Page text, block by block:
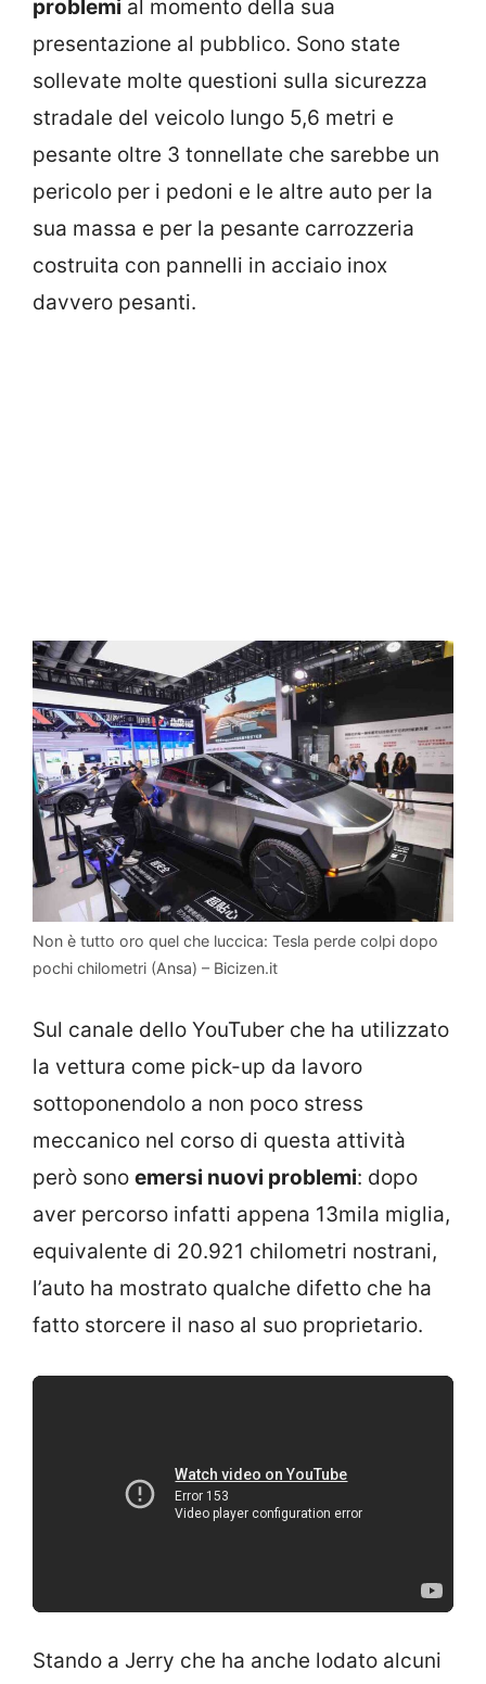
problemi al momento della sua
presentazione al pubblico. Sono state
sollevate molte questioni sulla sicurezza
stradale del veicolo lungo 5,6 metri e
pesante oltre 3 tonnellate che sarebbe un
pericolo per i pedoni e le altre auto per la
sua massa e per la pesante carrozzeria
costruita con pannelli in acciaio inox
davvero pesanti.
Non è tutto oro quel che luccica: Tesla perde colpi dopo
pochi chilometri (Ansa) – Bicizen.it
Sul canale dello YouTuber che ha utilizzato
la vettura come pick-up da lavoro
sottoponendolo a non poco stress
meccanico nel corso di questa attività
però sono emersi nuovi problemi: dopo
aver percorso infatti appena 13mila miglia,
equivalente di 20.921 chilometri nostrani,
l’auto ha mostrato qualche difetto che ha
fatto storcere il naso al suo proprietario.
Stando a Jerry che ha anche lodato alcuni